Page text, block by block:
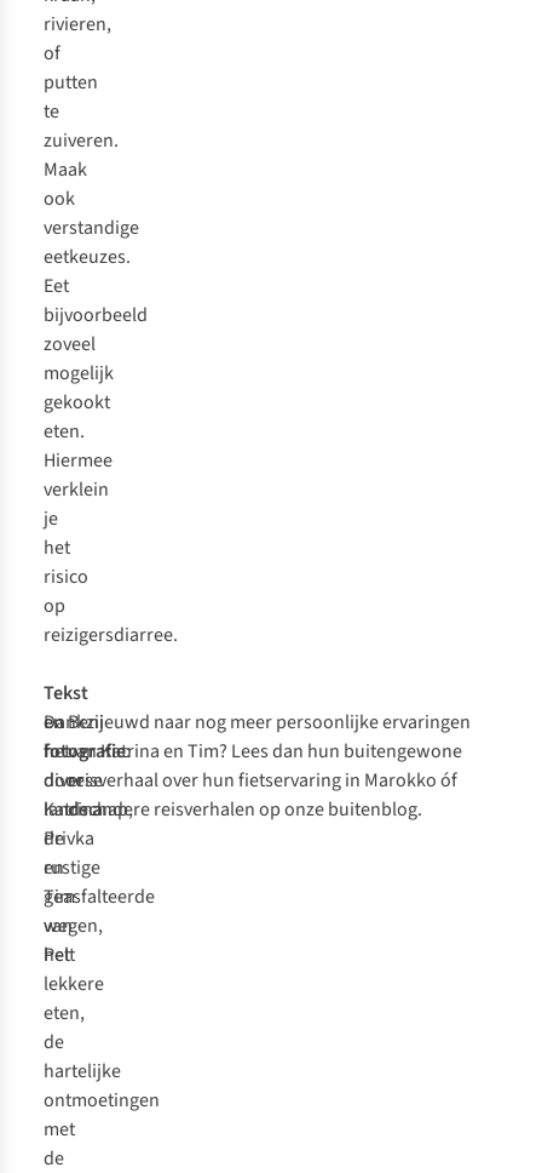
rivieren,
of
putten
te
zuiveren.
Maak
ook
verstandige
eetkeuzes.
Eet
bijvoorbeeld
zoveel
mogelijk
gekookt
eten.
Hiermee
verklein
je
het
risico
op
reizigersdiarree.
Dankzij
het
diverse
landschap,
de
rustige
geasfalteerde
wegen,
het
lekkere
eten,
de
hartelijke
ontmoetingen
met
de
Tekst
en
fotografie:
door
Katrina
Privka
en
Tim
van
Pelt
Benieuwd naar nog meer persoonlijke ervaringen
van Katrina en Tim? Lees dan hun buitengewone
reisverhaal over hun fietservaring in Marokkoóf
de andere reisverhalenop onze buitenblog.